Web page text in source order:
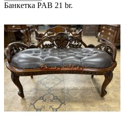
Банкетка PAB 21 br.